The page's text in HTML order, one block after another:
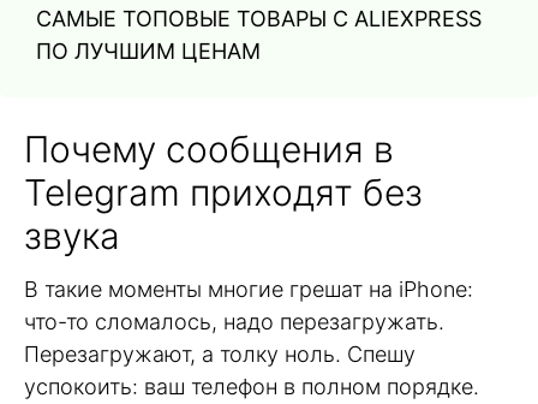
САМЫЕ ТОПОВЫЕ ТОВАРЫ С ALIEXPRESS
ПО ЛУЧШИМ ЦЕНАМ
Почему сообщения в
Telegram приходят без
звука
В такие моменты многие грешат на iPhone:
что-то сломалось, надо перезагружать.
Перезагружают, а толку ноль. Спешу
успокоить: ваш телефон в полном порядке.